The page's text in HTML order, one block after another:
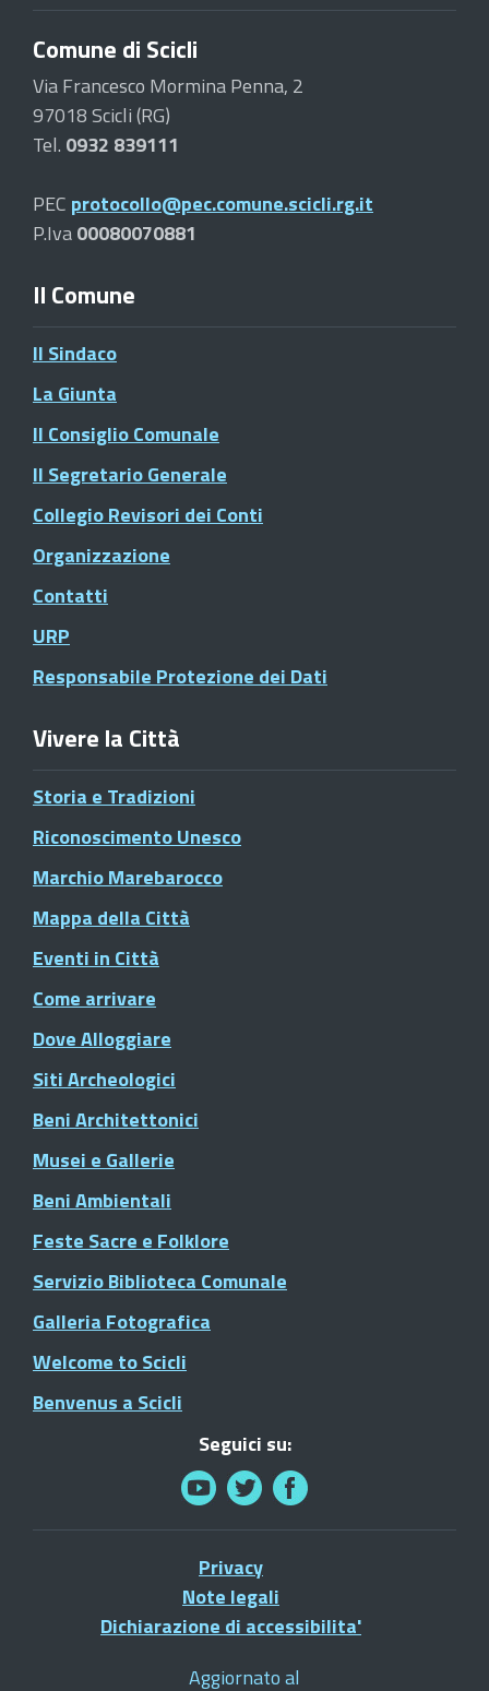
Comune di Scicli
Via Francesco Mormina Penna, 2
97018 Scicli (RG)
Tel. 0932 839111
PEC protocollo@pec.comune.scicli.rg.it
P.Iva00080070881
Il Comune
Il Sindaco
La Giunta
Il Consiglio Comunale
Il Segretario Generale
Collegio Revisori dei Conti
Organizzazione
Contatti
URP
Responsabile Protezione dei Dati
Vivere la Città
Storia e Tradizioni
Riconoscimento Unesco
Marchio Marebarocco
Mappa della Città
Eventi in Città
Come arrivare
Dove Alloggiare
Siti Archeologici
Beni Architettonici
Musei e Gallerie
Beni Ambientali
Feste Sacre e Folklore
Servizio Biblioteca Comunale
Galleria Fotografica
Welcome to Scicli
Benvenus a Scicli
Seguici su:
Privacy
Note legali
Dichiarazione di accessibilita'
Aggiornato al